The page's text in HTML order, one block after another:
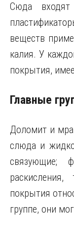
Сюда
веществ
калия. У
покрытия,
Главные
Доломит и
слюда и
связующие;
покрытия
группе, они